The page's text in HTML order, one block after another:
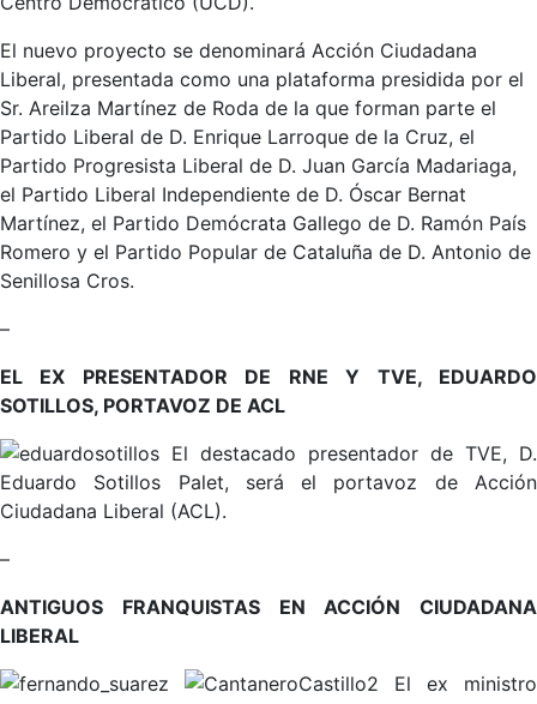
El nuevo proyecto se denominará Acción Ciudadana
Liberal, presentada como una plataforma presidida por el
Sr. Areilza Martínez de Roda de la que forman parte el
Partido Liberal de D. Enrique Larroque de la Cruz, el
Partido Progresista Liberal de D. Juan García Madariaga,
el Partido Liberal Independiente de D. Óscar Bernat
Martínez, el Partido Demócrata Gallego de D. Ramón País
Romero y el Partido Popular de Cataluña de D. Antonio de
Senillosa Cros.
–
EL EX PRESENTADOR DE RNE Y TVE, EDUARDO
SOTILLOS, PORTAVOZ DE ACL
El destacado presentador de TVE, D.
Eduardo Sotillos Palet, será el portavoz de Acción
Ciudadana Liberal (ACL).
–
ANTIGUOS FRANQUISTAS EN ACCIÓN CIUDADANA
LIBERAL
El ex ministro